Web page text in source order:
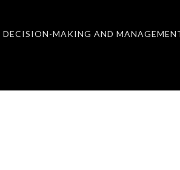
DECISION-MAKING AND